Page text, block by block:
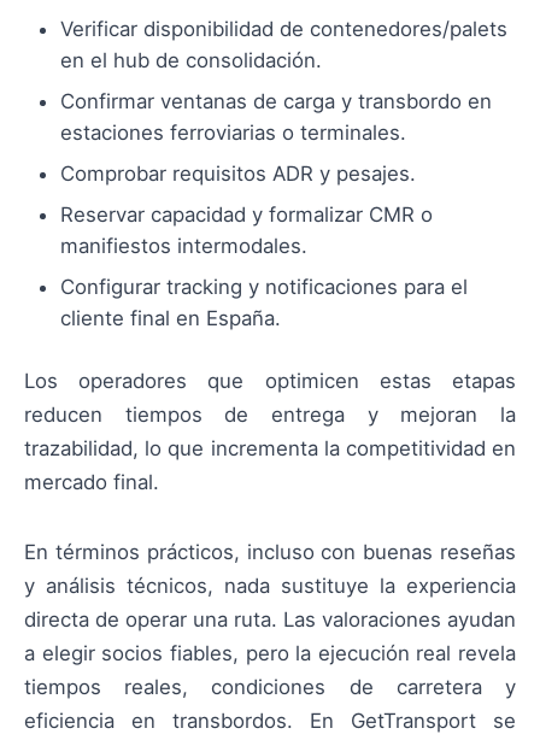
Verificar disponibilidad de contenedores/palets
en el hub de consolidación.
Confirmar ventanas de carga y transbordo en
estaciones ferroviarias o terminales.
Comprobar requisitos ADR y pesajes.
Reservar capacidad y formalizar CMR o
manifiestos intermodales.
Configurar tracking y notificaciones para el
cliente final en España.
Los operadores que optimicen estas etapas
reducen tiempos de entrega y mejoran la
trazabilidad, lo que incrementa la competitividad en
mercado final.
En términos prácticos, incluso con buenas reseñas
y análisis técnicos, nada sustituye la experiencia
directa de operar una ruta. Las valoraciones ayudan
a elegir socios fiables, pero la ejecución real revela
tiempos reales, condiciones de carretera y
eficiencia en transbordos. En GetTransport se